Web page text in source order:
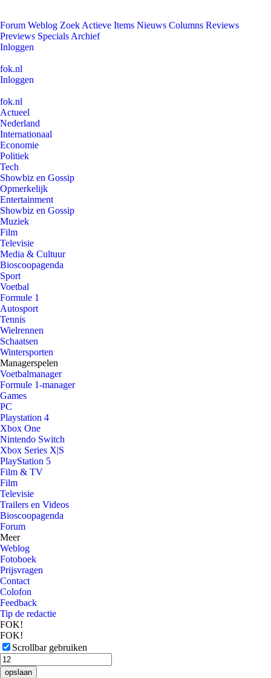
Forum Weblog Zoek Actieve Items Nieuws Columns Reviews
Previews Specials Archief
Inloggen
fok.nl
Inloggen
fok.nl
Actueel
Nederland
Internationaal
Economie
Politiek
Tech
Showbiz en Gossip
Opmerkelijk
Entertainment
Showbiz en Gossip
Muziek
Film
Televisie
Media & Cultuur
Bioscoopagenda
Sport
Voetbal
Formule 1
Autosport
Tennis
Wielrennen
Schaatsen
Wintersporten
Managerspelen
Voetbalmanager
Formule 1-manager
Games
PC
Playstation 4
Xbox One
Nintendo Switch
Xbox Series X|S
PlayStation 5
Film & TV
Film
Televisie
Trailers en Videos
Bioscoopagenda
Forum
Meer
Weblog
Fotoboek
Prijsvragen
Contact
Colofon
Feedback
Tip de redactie
FOK!
FOK!
Scrollbar gebruiken
opslaan